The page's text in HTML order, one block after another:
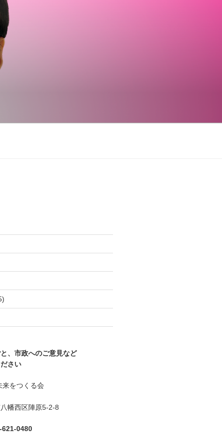
、市政へのご意見など
さい
をつくる会
幡西区陣原5-2-8
621-0480